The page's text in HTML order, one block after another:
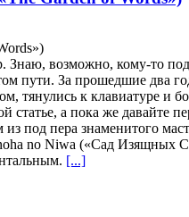
возможно, кому-то
пути. За прошедшие два
тянулись к клавиатуре и
а пока же давайте
под пера знаменитого
no Niwa («Сад Изящных
[...]